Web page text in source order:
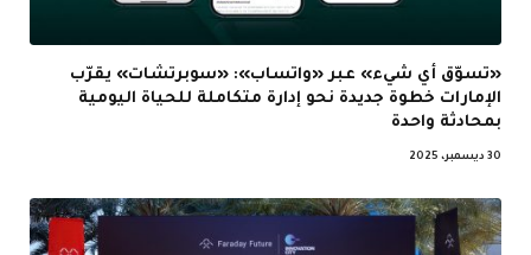
«تسوّق أي شيء» عبر «واتساب»: «سوبرتشات» يقرّب
الإمارات خطوة جديدة نحو إدارة متكاملة للحياة اليومية
بمحادثة واحدة
30 ديسمبر، 2025